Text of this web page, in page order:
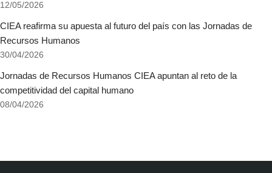
12/05/2026
CIEA reafirma su apuesta al futuro del país con las Jornadas de
Recursos Humanos
30/04/2026
Jornadas de Recursos Humanos CIEA apuntan al reto de la
competitividad del capital humano
08/04/2026